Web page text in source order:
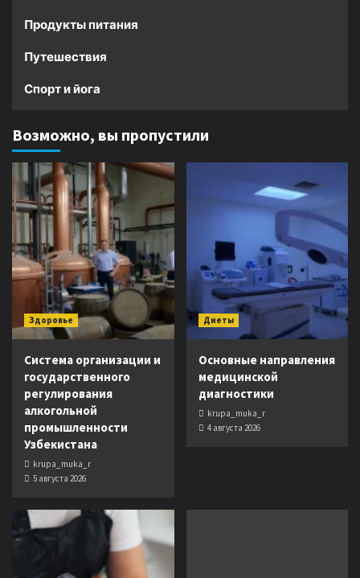
Продукты питания
Путешествия
Спорт и йога
Возможно, вы пропустили
Здоровье
Система организации и
государственного
регулирования
алкогольной
промышленности
Узбекистана
krupa_muka_r
5 августа 2026
Диеты
Основные направления
медицинской
диагностики
krupa_muka_r
4 августа 2026